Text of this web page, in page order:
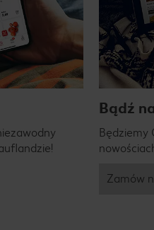
Bądź
Będziemy
Zamów